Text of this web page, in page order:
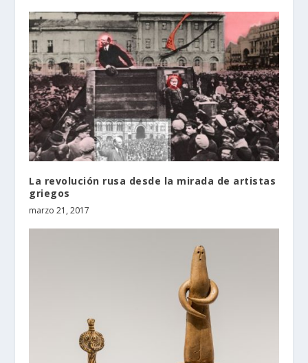
La revolución rusa desde la mirada de artistas
griegos
marzo 21, 2017